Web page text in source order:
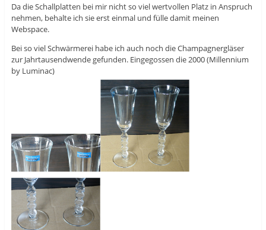
Da die Schallplatten bei mir nicht so viel wertvollen Platz in Anspruch
nehmen, behalte ich sie erst einmal und fülle damit meinen
Webspace.
Bei so viel Schwärmerei habe ich auch noch die Champagnergläser
zur Jahrtausendwende gefunden. Eingegossen die 2000 (Millennium
by Luminac)